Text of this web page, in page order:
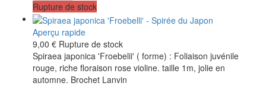
Rupture de stock
Aperçu rapide
9,00 € Rupture de stock
Spiraea japonica 'Froebelii' ( forme) : Foliaison juvénile
rouge, riche floraison rose violine. taille 1m, jolie en
automne. Brochet Lanvin